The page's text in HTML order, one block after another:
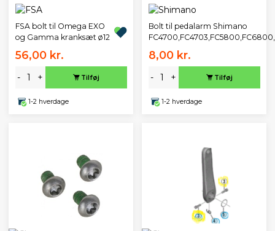
FSA bolt til Omega EXO
og Gamma kranksæt ø12
56,00 kr.
- + Tilføj
1-2 hverdage
Bolt til pedalarm Shimano
8,00 kr.
- + Tilføj
1-2 hverdage